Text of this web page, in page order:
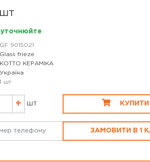
уточнюйте
GF 9015021
Glass frieze
КОТТО КЕРАМІКА
Україна
1 шт
+ шт КУПИТИ
ЗАМОВИТИ В 1